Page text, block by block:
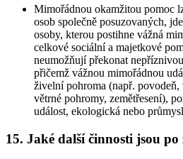
Mimořádnou okamžitou pomoc
osob společně posuzovaných,
osoby, kterou postihne vážná
celkové sociální a majetkové
neumožňují překonat
přičemž vážnou mimořádnou
živelní pohroma (např. povodeň,
větrné pohromy, zemětřesení),
událost, ekologická nebo
15. Jaké další činnosti jsou